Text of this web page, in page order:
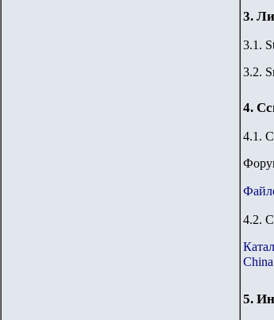
3.
3.1.
3.2.
4.
4.1.
4.2.
5.